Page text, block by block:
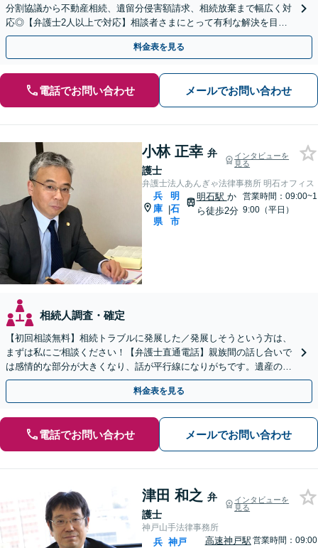
分割協議から不動産相続、遺留分侵害額請求、相続放棄まで幅広く対
応◎【弁護士2人以上で対応】相談者さまにとって有利な解決を目指
します。「生前対策」もお気軽に【休日・夜間相談対応】
料金表を見る
電話でお問い合わせ メールでお問い合わせ
小林 正幸 弁
護士
インタビューを
見る
弁護士法人あんぎゃ法律事務所 明石オフィス
兵
庫
県
|
明
石
市
明石駅 か
ら徒歩2分
営業時間：09:00~1
9:00（平日）
相続人調査・確定
【初回相談無料】相続トラブルに発展した／発展しそうという方は、
まずは私にご相談ください！【弁護士直通電話】親族間の話し合いで
は感情的な部分が大きくなり、話が平行線になりがちです。遺産の使
い込みもご相談ください。泥沼化する前にお電話ください。
料金表を見る
電話でお問い合わせ メールでお問い合わせ
津田 和之 弁
護士
インタビューを
見る
神戸山手法律事務所
兵 神戸
高速神戸駅 営業時間：09:00